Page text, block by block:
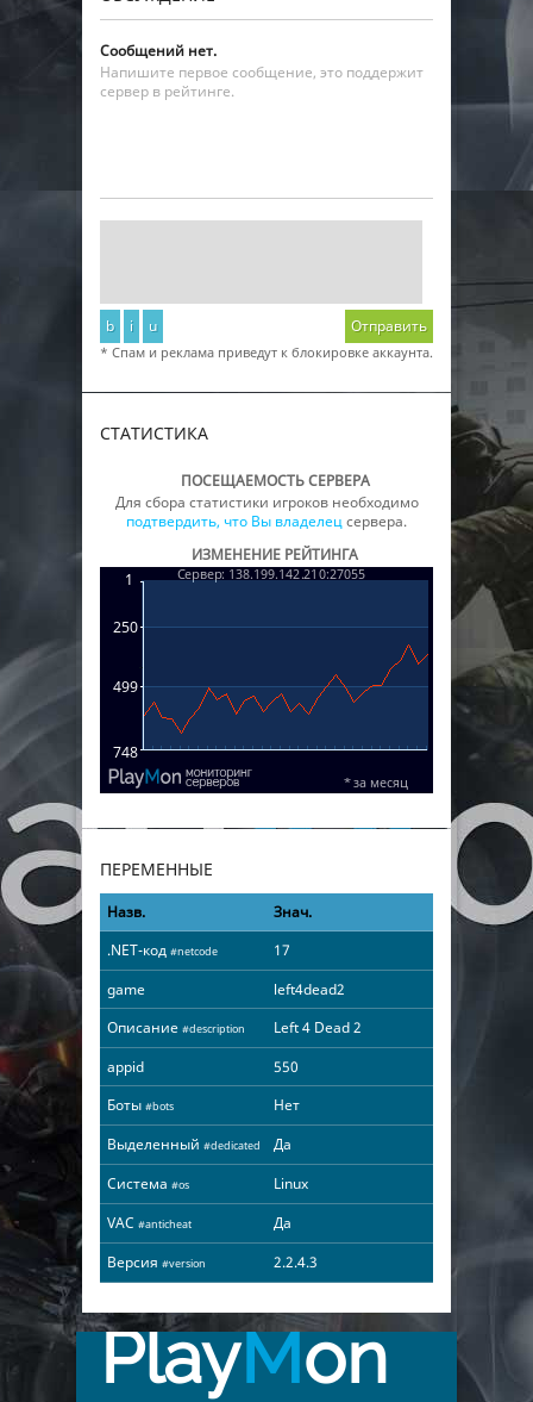
Сообщений нет.
Напишите первое сообщение, это поддержит
сервер в рейтинге.
b i u Отправить
* Спам и реклама приведут к блокировке аккаунта.
СТАТИСТИКА
ПОСЕЩАЕМОСТЬ СЕРВЕРА
Для сбора статистики игроков необходимо
подтвердить, что Вы владелецсервера.
ИЗМЕНЕНИЕ РЕЙТИНГА
ПЕРЕМЕННЫЕ
Назв.
Знач.
.NET-код #netcode
17
game
left4dead2
Описание #description
Left 4 Dead 2
appid
550
Боты #bots
Нет
Выделенный #dedicated
Да
Система #os
Linux
VAC #anticheat
Да
Версия #version 2.2.4.3
PlayMon